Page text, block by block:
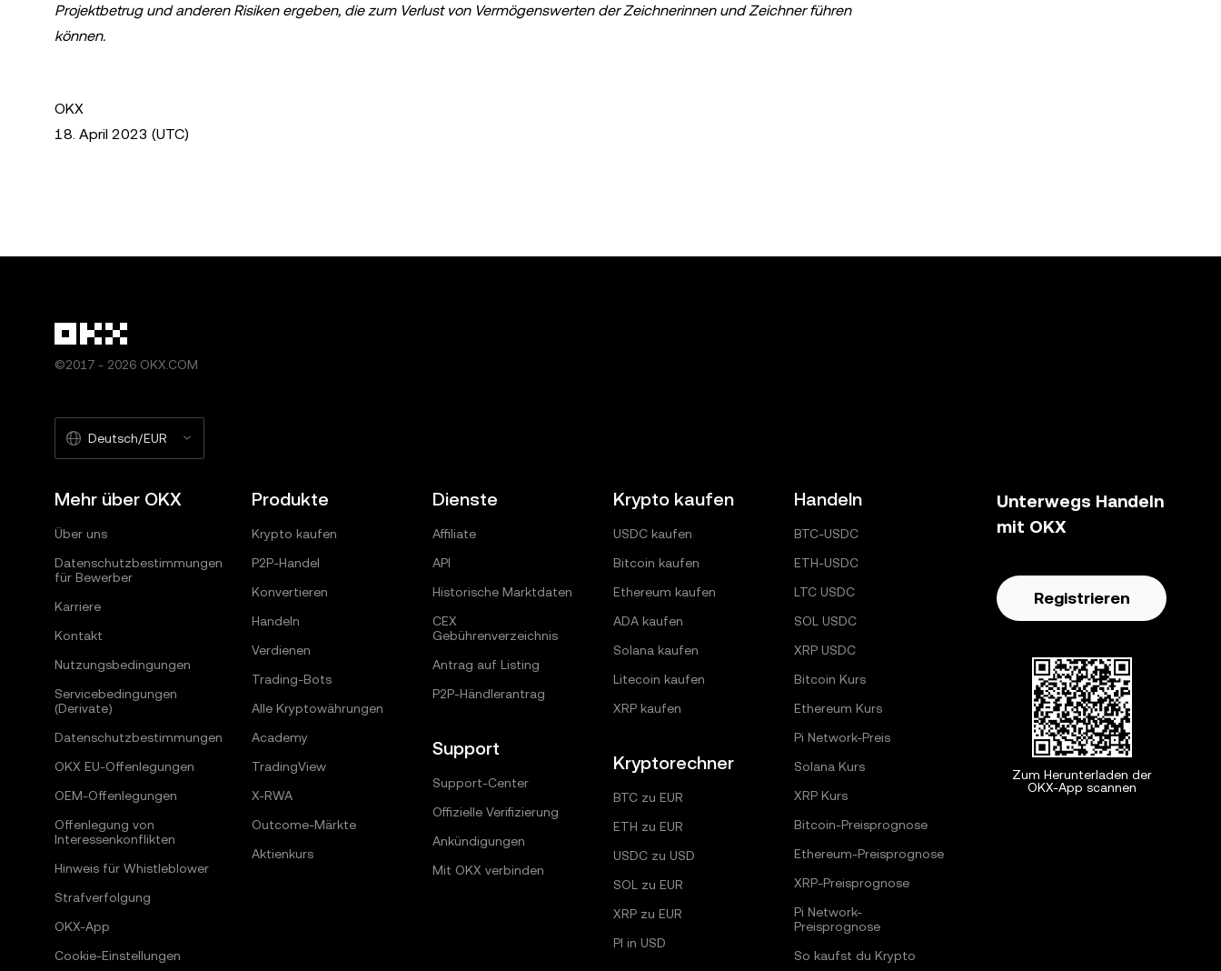
Projektbetrug und anderen Risiken ergeben, die zum Verlust von Vermögenswerten der Zeichnerinnen und Zeichner führen
können.
OKX
18. April 2023 (UTC)
©2017 - 2026 OKX.COM
Deutsch/EUR
Mehr über OKX
Über uns
Datenschutzbestimmungen
für Bewerber
Karriere
Kontakt
Nutzungsbedingungen
Servicebedingungen
(Derivate)
Datenschutzbestimmungen
OKX EU-Offenlegungen
OEM-Offenlegungen
Offenlegung von
Interessenkonflikten
Hinweis für Whistleblower
Strafverfolgung
OKX-App
Cookie-Einstellungen
Produkte
Krypto kaufen
P2P-Handel
Konvertieren
Handeln
Verdienen
Trading-Bots
Alle Kryptowährungen
Academy
TradingView
X-RWA
Outcome-Märkte
Aktienkurs
Dienste
Affiliate
API
Historische Marktdaten
CEX
Gebührenverzeichnis
Antrag auf Listing
P2P-Händlerantrag
Support
Support-Center
Offizielle Verifizierung
Ankündigungen
Mit OKX verbinden
Krypto kaufen
USDC kaufen
Bitcoin kaufen
Ethereum kaufen
ADA kaufen
Solana kaufen
Litecoin kaufen
XRP kaufen
Kryptorechner
BTC zu EUR
ETH zu EUR
USDC zu USD
SOL zu EUR
XRP zu EUR
PI in USD
Handeln
BTC-USDC
ETH-USDC
LTC USDC
SOL USDC
XRP USDC
Bitcoin Kurs
Ethereum Kurs
Pi Network-Preis
Solana Kurs
XRP Kurs
Bitcoin-Preisprognose
Ethereum-Preisprognose
XRP-Preisprognose
Pi Network-
Preisprognose
So kaufst du Krypto
Unterwegs Handeln
mit OKX
Registrieren
Zum Herunterladen der
OKX-App scannen